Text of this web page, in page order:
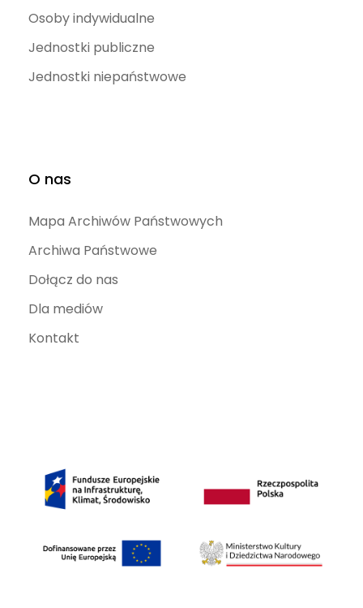
Osoby indywidualne
Jednostki publiczne
Jednostki niepaństwowe
O nas
Mapa Archiwów Państwowych
Archiwa Państwowe
Dołącz do nas
Dla mediów
Kontakt